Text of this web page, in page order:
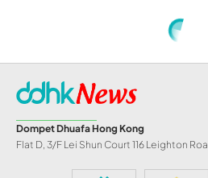
Dompet Dhuafa Hong Kong
Flat D, 3/F Lei Shun Court 116 Leighton